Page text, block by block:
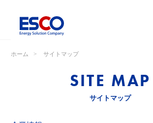
ホーム サイトマップ
SITE MAP
サイトマップ